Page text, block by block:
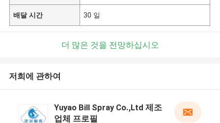
배달 시간 30 일
더 많은 것을 전망하십시오
저희에 관하여
Yuyao Bill Spray Co.,Ltd 제조
업체 프로필